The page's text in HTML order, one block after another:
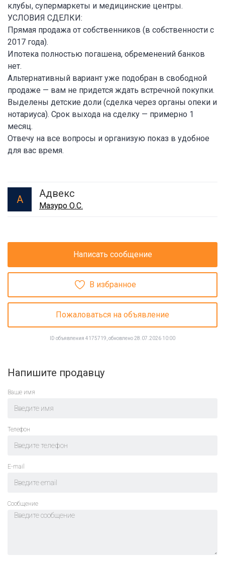
клубы, супермаркеты и медицинские центры.
УСЛОВИЯ СДЕЛКИ:
Прямая продажа от собственников (в собственности с
2017 года).
Ипотека полностью погашена, обременений банков
нет.
Альтернативный вариант уже подобран в свободной
продаже — вам не придется ждать встречной покупки.
Выделены детские доли (сделка через органы опеки и
нотариуса). Срок выхода на сделку — примерно 1
месяц.
Отвечу на все вопросы и организую показ в удобное
для вас время.
А Адвекс
Мазуро О.С.
Написать сообщение
В избранное
Пожаловаться на объявление
ID объявления 4175719, обновлено 28.07.2026 10:00
Напишите продавцу
Ваше имя
Телефон
E-mail
Cообщение